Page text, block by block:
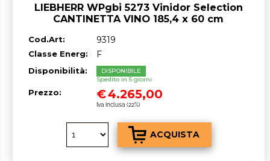
LIEBHERR WPgbi 5273 Vinidor Selection
CANTINETTA VINO 185,4 x 60 cm
RICHIEDI UN PREVENTIVO
Cod.Art: 9319
Classe Energ: F
Disponibilità:
DISPONIBILE
Spedito in 5 giorni
Prezzo: €4.265,00
Iva inclusa (22%)